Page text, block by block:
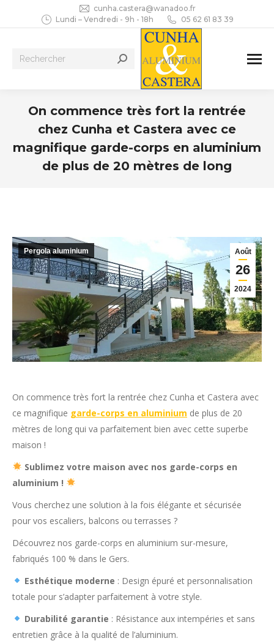
cunha.castera@wanadoo.fr
Lundi – Vendredi - 9h - 18h
05 62 61 83 39
Recherche
On commence très fort la rentrée
chez Cunha et Castera avec ce
magnifique garde-corps en aluminium
de plus de 20 mètres de long
Août
26
2024
Pergola aluminium
On commence très fort la rentrée chez Cunha et Castera avec
ce magnifique garde-corps en aluminium de plus de 20
mètres de long qui va parfaitement bien avec cette superbe
maison !
Sublimez votre maison avec nos garde-corps en
aluminium !
Vous cherchez une solution à la fois élégante et sécurisée
pour vos escaliers, balcons ou terrasses ?
Découvrez nos garde-corps en aluminium sur-mesure,
fabriqués 100 % dans le Gers.
Esthétique moderne : Design épuré et personnalisation
totale pour s’adapter parfaitement à votre style.
Durabilité garantie : Résistance aux intempéries et sans
entretien grâce à la qualité de l’aluminium.